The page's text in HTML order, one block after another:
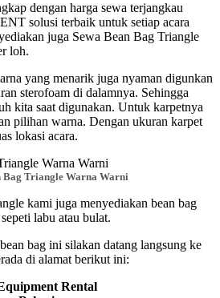
dengan harga sewa terjangkau
solusi terbaik untuk setiap acara
juga Sewa Bean Bag Triangle
loh.
yang menarik juga nyaman digunkan
sterofoam di dalamnya. Sehingga
kita saat digunakan. Untuk karpetnya
pilihan warna. Dengan ukuran karpet
lokasi acara.
Bag Triangle Warna Warni
kami juga menyediakan bean bag
labu atau bulat.
bag ini silakan datang langsung ke
di alamat berikut ini:
Rental